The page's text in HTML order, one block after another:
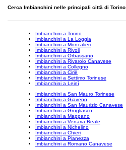
Cerca Imbianchini nelle principali città di Torino
Imbianchini a Torino
Imbianchini a La Loggia
Imbianchini a Moncalieri
Imbianchini a Rivoli
Imbianchini a Orbassano
Imbianchini a Rivarolo Canavese
Imbianchini a Collegno
Imbianchini a Ciriè
Imbianchini a Settimo Torinese
Imbianchini a Leinì
Imbianchini a San Mauro Torinese
Imbianchini a Giaveno
Imbianchini a San Maurizio Canavese
Imbianchini a Grugliasco
Imbianchini a Mappano
Imbianchini a Venaria Reale
Imbianchini a Nichelino
Imbianchini a Chieri
Imbianchini a Pianezza
Imbianchini a Romano Canavese